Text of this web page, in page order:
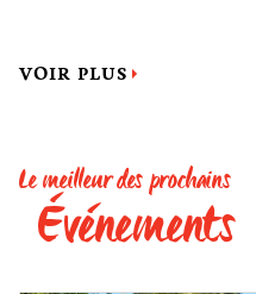
VOIR PLUS
Le meilleur des prochains
Événements